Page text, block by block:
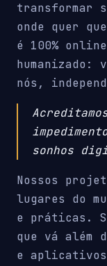
transformar
onde quer
é 100%
humanizado:
nós,
sonhos
Nossos
lugares do
e práticas.
que vá além
e